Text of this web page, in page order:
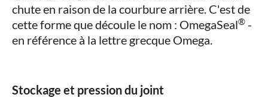
chute en raison de la courbure arrière. C'est de
cette forme que découle le nom : OmegaSeal® -
en référence à la lettre grecque Omega.
Stockage et pression du joint